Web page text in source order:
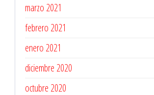
marzo 2021
febrero 2021
enero 2021
diciembre 2020
octubre 2020